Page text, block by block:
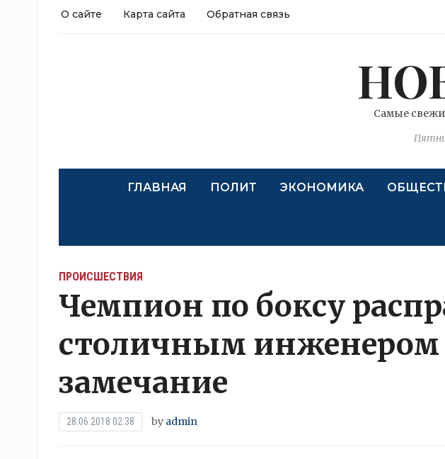
О сайте Карта сайта Обратная связь
Самые
ГЛАВНАЯ ПОЛИТ ЭКОНОМИКА
ПРОИСШЕСТВИЯ
Чемпион по боксу
столичным инженером
замечание
28.06.2018 02:38 by admin